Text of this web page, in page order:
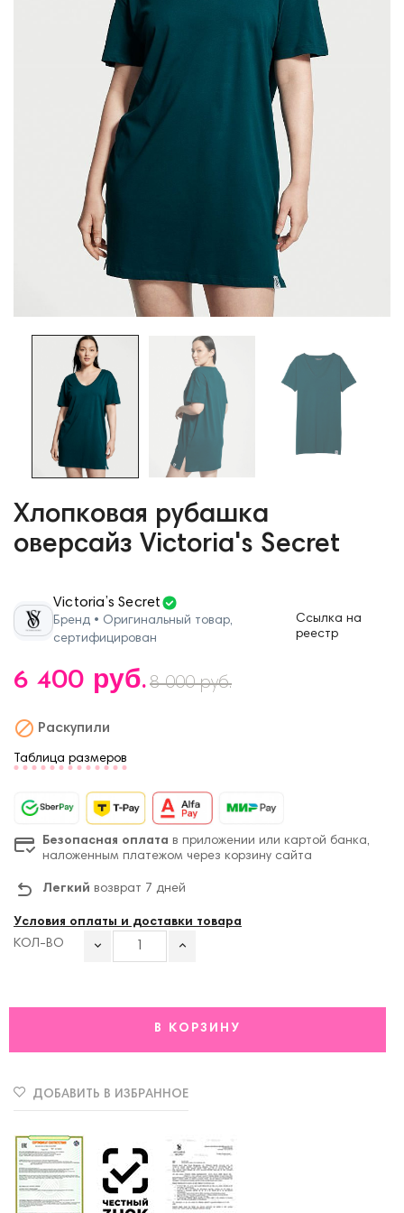
Хлопковая рубашка
оверсайз Victoria's Secret
Victoria’s Secret
Бренд • Оригинальный товар,
сертифицирован
Ссылка на
реестр
6 400 руб. 8 000 руб.
 Раскупили
Таблица размеров
Безопасная оплата в приложении или картой банка,
наложенным платежом через корзину сайта
Легкий возврат 7 дней
Условия оплаты и доставки товара
КОЛ-ВО
В КОРЗИНУ
ДОБАВИТЬ В ИЗБРАННОЕ